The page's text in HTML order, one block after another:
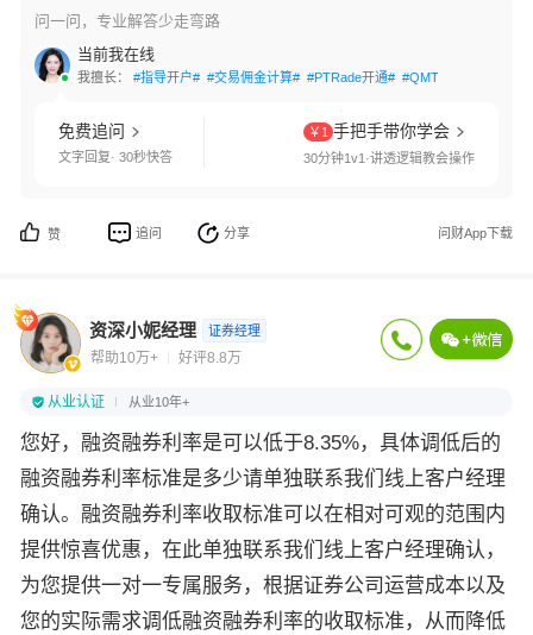
问一问，专业解答少走弯路
当前我在线
我擅长： #指导开户# #交易佣金计算# #PTRade开通# #QMT开通#
免费追问
文字回复· 30秒快答
￥1 手把手带你学会
30分钟1v1·讲透逻辑教会操作
赞 追问 分享 问财App下载
资深小妮经理 证券经理
帮助10万+ 好评8.8万
从业认证 从业10年+
您好，融资融券利率是可以低于8.35%，具体调低后的
融资融券利率标准是多少请单独联系我们线上客户经理
确认。融资融券利率收取标准可以在相对可观的范围内
提供惊喜优惠，在此单独联系我们线上客户经理确认，
为您提供一对一专属服务，根据证券公司运营成本以及
您的实际需求调低融资融券利率的收取标准，从而降低